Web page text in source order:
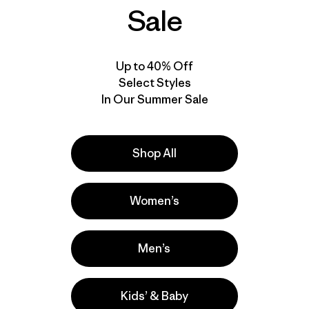
W's Nano-Air® Light
$ 299
Compara
W's Fitz Roy Down
Compara
Sale
Up to 40% Off
Select Styles
In Our Summer Sale
Shop All
Women’s
Men’s
Kids’ & Baby